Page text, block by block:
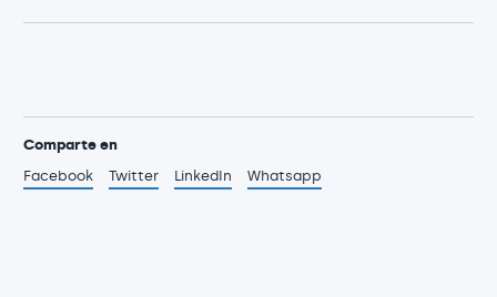
Comparte en
Facebook
Twitter LinkedIn Whatsapp